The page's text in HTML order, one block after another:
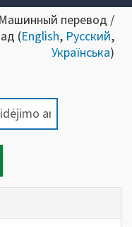
перевод /
(English, Русский,
Українська)